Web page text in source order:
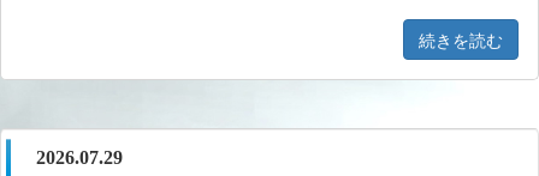
続きを読む
2026.07.29